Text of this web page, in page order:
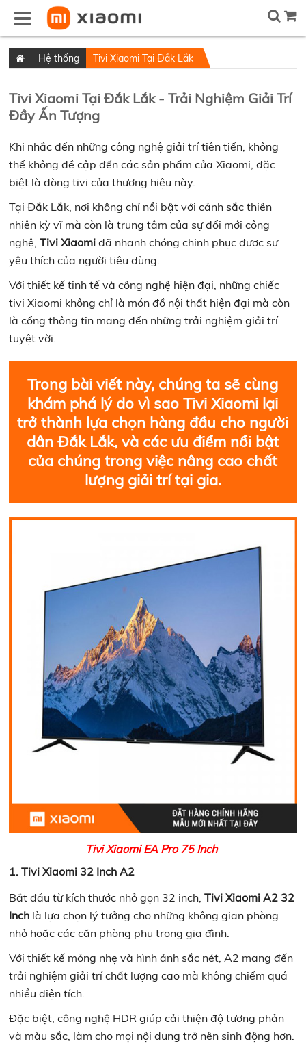
Hệ thống Tivi Xiaomi Tại Đắk Lắk
Tivi Xiaomi Tại Đắk Lắk - Trải Nghiệm Giải Trí
Đầy Ấn Tượng
Khi nhắc đến những công nghệ giải trí tiên tiến, không
thể không đề cập đến các sản phẩm của Xiaomi, đặc
biệt là dòng tivi của thương hiệu này.
Tại Đắk Lắk, nơi không chỉ nổi bật với cảnh sắc thiên
nhiên kỳ vĩ mà còn là trung tâm của sự đổi mới công
nghệ,Tivi Xiaomiđã nhanh chóng chinh phục được sự
yêu thích của người tiêu dùng.
Với thiết kế tinh tế và công nghệ hiện đại, những chiếc
tivi Xiaomi không chỉ là món đồ nội thất hiện đại mà còn
là cổng thông tin mang đến những trải nghiệm giải trí
tuyệt vời.
Trong bài viết này, chúng ta sẽ cùng
khám phá lý do vì sao Tivi Xiaomi lại
trở thành lựa chọn hàng đầu cho người
dân Đắk Lắk, và các ưu điểm nổi bật
của chúng trong việc nâng cao chất
lượng giải trí tại gia.
Tivi Xiaomi EA Pro 75 Inch
1. Tivi Xiaomi 32 Inch A2
Bắt đầu từ kích thước nhỏ gọn 32 inch,Tivi Xiaomi A2 32
Inch là lựa chọn lý tưởng cho những không gian phòng
nhỏ hoặc các căn phòng phụ trong gia đình.
Với thiết kế mỏng nhẹ và hình ảnh sắc nét, A2 mang đến
trải nghiệm giải trí chất lượng cao mà không chiếm quá
nhiều diện tích.
Đặc biệt, công nghệ HDR giúp cải thiện độ tương phản
và màu sắc, làm cho mọi nội dung trở nên sinh động hơn.